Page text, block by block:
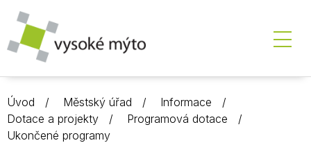
Úvod Městský úřad
Informace
Dotace a projekty
Programová dotace
Ukončené programy